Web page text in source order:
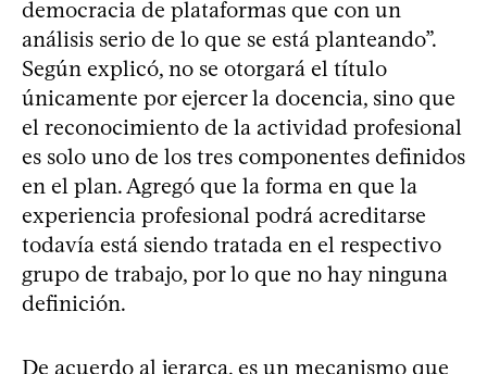
democracia de plataformas que con un
análisis serio de lo que se está planteando”.
Según explicó, no se otorgará el título
únicamente por ejercer la docencia, sino que
el reconocimiento de la actividad profesional
es solo uno de los tres componentes definidos
en el plan. Agregó que la forma en que la
experiencia profesional podrá acreditarse
todavía está siendo tratada en el respectivo
grupo de trabajo, por lo que no hay ninguna
definición.
De acuerdo al jerarca, es un mecanismo que